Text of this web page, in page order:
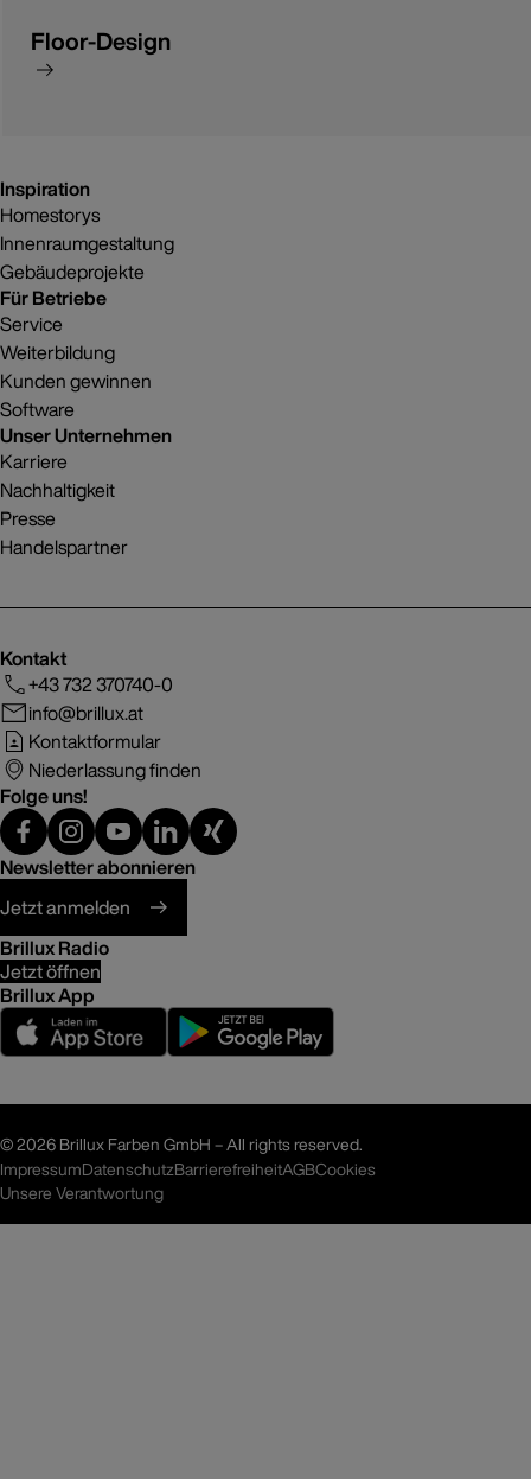
Floor-Design
Inspiration
Homestorys
Innenraumgestaltung
Gebäudeprojekte
Für Betriebe
Service
Weiterbildung
Kunden gewinnen
Software
Unser Unternehmen
Karriere
Nachhaltigkeit
Presse
Handelspartner
Kontakt
+43 732 370740-0
info@brillux.at
Kontaktformular
Niederlassung finden
Folge uns!
Newsletter abonnieren
Jetzt anmelden
Brillux Radio
Jetzt öffnen
Brillux App
©2026 Brillux Farben GmbH – All rights reserved.
ImpressumDatenschutzBarrierefreiheitAGBCookies
Unsere Verantwortung